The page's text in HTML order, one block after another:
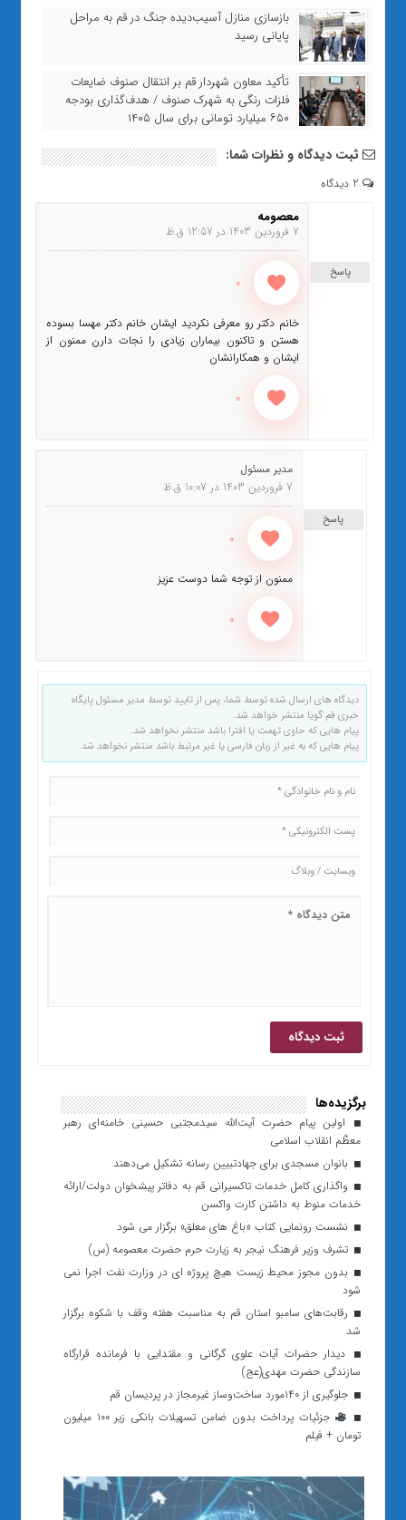
بازسازی منازل آسیب‌دیده جنگ در قم به مراحل
پایانی رسید
تأکید معاون شهردار قم بر انتقال صنوف ضایعات
فلزات رنگی به شهرک صنوف / هدف‌گذاری بودجه
۶۵۰ میلیارد تومانی برای سال ۱۴۰۵
ثبت دیدگاه و نظرات شما:
پاسخ
معصومه
7 فروردین 1403 در 12:57 ق.ظ
0
خانم دکتر رو معرفی نکردید ایشان خانم دکتر مهسا بسوده
هستن و تاکنون بیماران زیادی را نجات دارن ممنون از
ایشان و همکارانشان
0
پاسخ
مدیر مسئول
7 فروردین 1403 در 10:07 ق.ظ
0
ممنون از توجه شما دوست عزیز
0
دیدگاه های ارسال شده توسط شما، پس از تایید توسط مدیر مسئول پایگاه
خبری قم گویا منتشر خواهد شد.
پیام هایی که حاوی تهمت یا افترا باشد منتشر نخواهد شد.
پیام هایی که به غیر از زبان فارسی یا غیر مرتبط باشد منتشر نخواهد شد.
برگزیده‌ها
اولین پیام حضرت آیت‌الله سیدمجتبی حسینی خامنه‌ای رهبر
معظّم انقلاب اسلامی
بانوان مسجدی برای جهادتبیین رسانه تشکیل می‌دهند
واگذاری کامل خدمات تاکسیرانی قم به دفاتر پیشخوان دولت/ارائه
خدمات منوط به داشتن کارت واکسن
نشست رونمایی کتاب «باغ های معلق» برگزار می شود
تشرف وزیر فرهنگ نیجر به زیارت حرم حضرت معصومه (س)
بدون مجوز محیط زیست هیچ پروژه ای در وزارت نفت اجرا نمی
شود
رقابت‌های سامبو استان قم به مناسبت هفته وقف با شکوه برگزار
شد
دیدار حضرات آیات علوی گرگانی و مقتدایی با فرمانده قرارگاه
سازندگی حضرت مهدی(عج)
جلوگیری از ۱۴۰مورد ساخت‌وساز غیرمجاز در پردیسان قم
جزئیات پرداخت بدون ضامن تسهیلات بانکی زیر ١٠٠ میلیون
تومان + فیلم